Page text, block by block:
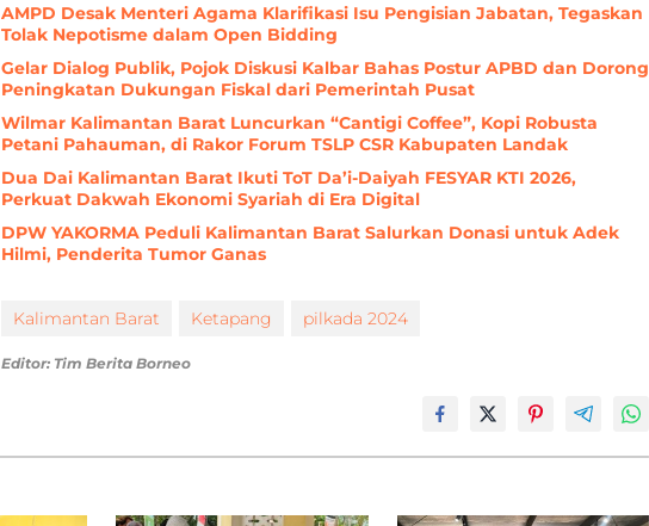
AMPD Desak Menteri Agama Klarifikasi Isu Pengisian Jabatan, Tegaskan
Tolak Nepotisme dalam Open Bidding
Gelar Dialog Publik, Pojok Diskusi Kalbar Bahas Postur APBD dan Dorong
Peningkatan Dukungan Fiskal dari Pemerintah Pusat
Wilmar Kalimantan Barat Luncurkan “Cantigi Coffee”, Kopi Robusta
Petani Pahauman, di Rakor Forum TSLP CSR Kabupaten Landak
Dua Dai Kalimantan Barat Ikuti ToT Da’i-Daiyah FESYAR KTI 2026,
Perkuat Dakwah Ekonomi Syariah di Era Digital
DPW YAKORMA Peduli Kalimantan Barat Salurkan Donasi untuk Adek
Hilmi, Penderita Tumor Ganas
Kalimantan Barat Ketapang pilkada 2024
Editor: Tim Berita Borneo